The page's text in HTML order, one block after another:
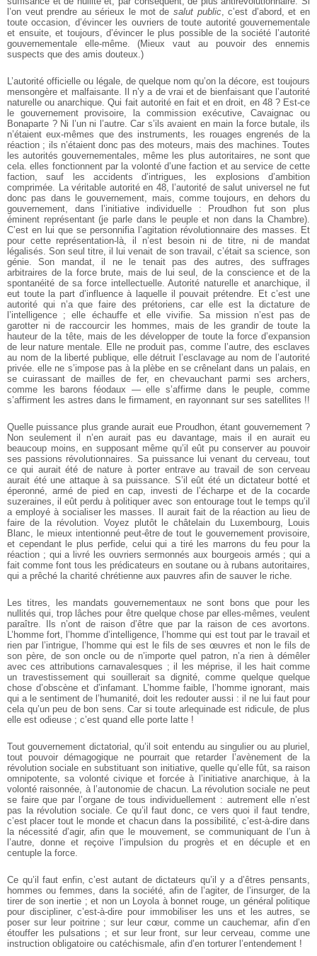
l’on veut prendre au sérieux le mot de salut public, c’est d’abord, et en
toute occasion, d’évincer les ouvriers de toute autorité gouvernementale
et ensuite, et toujours, d’évincer le plus possible de la société l’autorité
gouvernementale elle-même. (Mieux vaut au pouvoir des ennemis
suspects que des amis douteux.)
L’autorité officielle ou légale, de quelque nom qu’on la décore, est toujours
mensongère et malfaisante. Il n’y a de vrai et de bienfaisant que l’autorité
naturelle ou anarchique. Qui fait autorité en fait et en droit, en 48 ? Est-ce
le gouvernement provisoire, la commission exécutive, Cavaignac ou
Bonaparte ? Ni l’un ni l’autre. Car s’ils avaient en main la force butale, ils
n’étaient eux-mêmes que des instruments, les rouages engrenés de la
réaction ; ils n’étaient donc pas des moteurs, mais des machines. Toutes
les autorités gouvernementales, même les plus autoritaires, ne sont que
cela. elles fonctionnent par la volonté d’une faction et au service de cette
faction, sauf les accidents d’intrigues, les explosions d’ambition
comprimée. La véritable autorité en 48, l’autorité de salut universel ne fut
donc pas dans le gouvernement, mais, comme toujours, en dehors du
gouvernement, dans l’initiative individuelle : Proudhon fut son plus
éminent représentant (je parle dans le peuple et non dans la Chambre).
C’est en lui que se personnifia l’agitation révolutionnaire des masses. Et
pour cette représentation-là, il n’est besoin ni de titre, ni de mandat
légalisés. Son seul titre, il lui venait de son travail, c’était sa science, son
génie. Son mandat, il ne le tenait pas des autres, des suffrages
arbitraires de la force brute, mais de lui seul, de la conscience et de la
spontanéité de sa force intellectuelle. Autorité naturelle et anarchique, il
eut toute la part d’influence à laquelle il pouvait prétendre. Et c’est une
autorité qui n’a que faire des prétoriens, car elle est la dictature de
l’intelligence ; elle échauffe et elle vivifie. Sa mission n’est pas de
garotter ni de raccourcir les hommes, mais de les grandir de toute la
hauteur de la tête, mais de les développer de toute la force d’expansion
de leur nature mentale. Elle ne produit pas, comme l’autre, des esclaves
au nom de la liberté publique, elle détruit l’esclavage au nom de l’autorité
privée. elle ne s’impose pas à la plèbe en se crênelant dans un palais, en
se cuirassant de mailles de fer, en chevauchant parmi ses archers,
comme les barons féodaux — elle s’affirme dans le peuple, comme
s’affirment les astres dans le firmament, en rayonnant sur ses satellites !!
Quelle puissance plus grande aurait eue Proudhon, étant gouvernement ?
Non seulement il n’en aurait pas eu davantage, mais il en aurait eu
beaucoup moins, en supposant même qu’il eût pu conserver au pouvoir
ses passions révolutionnaires. Sa puissance lui venant du cerveau, tout
ce qui aurait été de nature à porter entrave au travail de son cerveau
aurait été une attaque à sa puissance. S’il eût été un dictateur botté et
éperonné, armé de pied en cap, investi de l’écharpe et de la cocarde
suzeraines, il eût perdu à politiquer avec son entourage tout le temps qu’il
a employé à socialiser les masses. Il aurait fait de la réaction au lieu de
faire de la révolution. Voyez plutôt le châtelain du Luxembourg, Louis
Blanc, le mieux intentionné peut-être de tout le gouvernement provisoire,
et cependant le plus perfide, celui qui a tiré les marrons du feu pour la
réaction ; qui a livré les ouvriers sermonnés aux bourgeois armés ; qui a
fait comme font tous les prédicateurs en soutane ou à rubans autoritaires,
qui a prêché la charité chrétienne aux pauvres afin de sauver le riche.
Les titres, les mandats gouvernementaux ne sont bons que pour les
nullités qui, trop lâches pour être quelque chose par elles-mêmes, veulent
paraître. Ils n’ont de raison d’être que par la raison de ces avortons.
L’homme fort, l’homme d’intelligence, l’homme qui est tout par le travail et
rien par l’intrigue, l’homme qui est le fils de ses œuvres et non le fils de
son père, de son oncle ou de n’importe quel patron, n’a rien à démêler
avec ces attributions carnavalesques ; il les méprise, il les hait comme
un travestissement qui souillerait sa dignité, comme quelque quelque
chose d’obscène et d’infamant. L’homme faible, l’homme ignorant, mais
qui a le sentiment de l’humanité, doit les redouter aussi : il ne lui faut pour
cela qu’un peu de bon sens. Car si toute arlequinade est ridicule, de plus
elle est odieuse ; c’est quand elle porte latte !
Tout gouvernement dictatorial, qu’il soit entendu au singulier ou au pluriel,
tout pouvoir démagogique ne pourrait que retarder l’avènement de la
révolution sociale en substituant son initiative, quelle qu’elle fût, sa raison
omnipotente, sa volonté civique et forcée à l’initiative anarchique, à la
volonté raisonnée, à l’autonomie de chacun. La révolution sociale ne peut
se faire que par l’organe de tous individuellement : autrement elle n’est
pas la révolution sociale. Ce qu’il faut donc, ce vers quoi il faut tendre,
c’est placer tout le monde et chacun dans la possibilité, c’est-à-dire dans
la nécessité d’agir, afin que le mouvement, se communiquant de l’un à
l’autre, donne et reçoive l’impulsion du progrès et en décuple et en
centuple la force.
Ce qu’il faut enfin, c’est autant de dictateurs qu’il y a d’êtres pensants,
hommes ou femmes, dans la société, afin de l’agiter, de l’insurger, de la
tirer de son inertie ; et non un Loyola à bonnet rouge, un général politique
pour discipliner, c’est-à-dire pour immobiliser les uns et les autres, se
poser sur leur poitrine ; sur leur cœur, comme un cauchemar, afin d’en
étouffer les pulsations ; et sur leur front, sur leur cerveau, comme une
instruction obligatoire ou catéchismale, afin d’en torturer l’entendement !